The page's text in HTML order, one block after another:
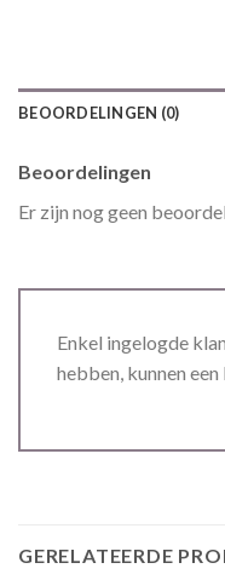
BEOORDELINGEN (0)
Beoordelingen
Er zijn nog geen
Enkel ingelogde
hebben, kunnen
GERELATEERDE